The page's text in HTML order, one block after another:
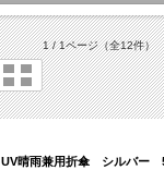
1 / 1ページ（全12件）
UV晴雨兼用折傘 シルバ